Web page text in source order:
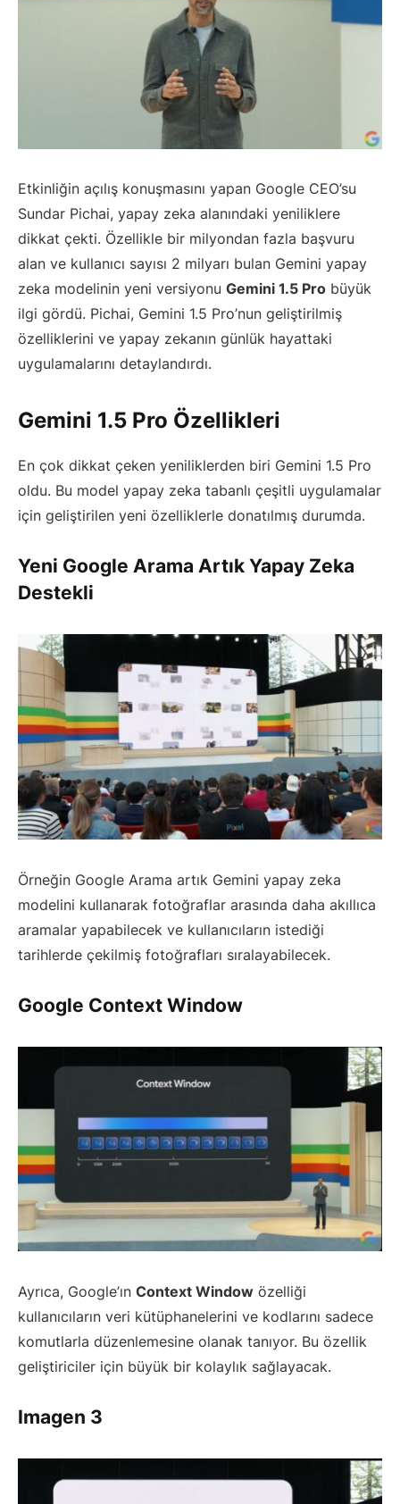
Etkinliğin açılış konuşmasını yapan Google CEO’su
Sundar Pichai, yapay zeka alanındaki yeniliklere
dikkat çekti. Özellikle bir milyondan fazla başvuru
alan ve kullanıcı sayısı 2 milyarı bulan Gemini yapay
zeka modelinin yeni versiyonu Gemini 1.5 Pro büyük
ilgi gördü. Pichai, Gemini 1.5 Pro’nun geliştirilmiş
özelliklerini ve yapay zekanın günlük hayattaki
uygulamalarını detaylandırdı.
Gemini 1.5 Pro Özellikleri
En çok dikkat çeken yeniliklerden biri Gemini 1.5 Pro
oldu. Bu model yapay zeka tabanlı çeşitli uygulamalar
için geliştirilen yeni özelliklerle donatılmış durumda.
Yeni Google Arama Artık Yapay Zeka
Destekli
Örneğin Google Arama artık Gemini yapay zeka
modelini kullanarak fotoğraflar arasında daha akıllıca
aramalar yapabilecek ve kullanıcıların istediği
tarihlerde çekilmiş fotoğrafları sıralayabilecek.
Google Context Window
Ayrıca, Google’ın Context Window özelliği
kullanıcıların veri kütüphanelerini ve kodlarını sadece
komutlarla düzenlemesine olanak tanıyor. Bu özellik
geliştiriciler için büyük bir kolaylık sağlayacak.
Imagen 3